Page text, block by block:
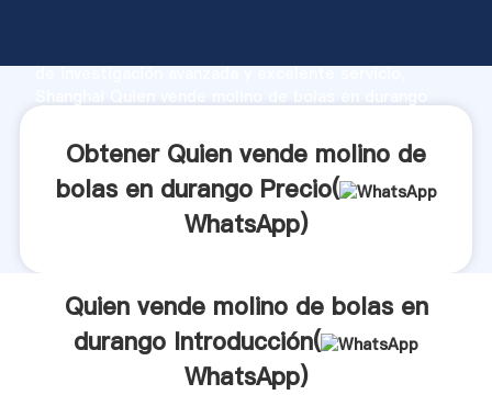
de investigación avanzada y excelente servicio,
clientes.Obtener Quien vende molino de
bolas en durango Precio(
WhatsApp)
Quien vende molino de bolas en
durango Introducción(
WhatsApp)